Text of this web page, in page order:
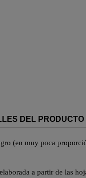
DEL PRODUCTO
(en muy poca
a partir de las